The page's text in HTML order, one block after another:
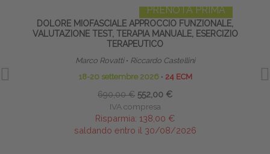
PRENOTA PRIMA
DOLORE MIOFASCIALE APPROCCIO FUNZIONALE,
VALUTAZIONE TEST, TERAPIA MANUALE, ESERCIZIO
TERAPEUTICO
Marco Rovatti ∙ Riccardo Castellini
18-20 settembre 2026 ∙ 24 ECM
690,00 € 552,00 €
IVA compresa
Risparmia: 138,00 €
saldando entro il 30/08/2026